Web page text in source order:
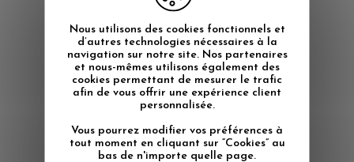
contact@mesmotsdeco.com
06 83 48 48 39
Inscrivez-vous à la
Newsletter pour
recevoir nos
infos & codes promo
JE M'INSCRIS
Nous utilisons des cookies fonctionnels et
d’autres technologies nécessaires à la
navigation sur notre site. Nos partenaires
et nous-mêmes utilisons également des
cookies permettant de mesurer le trafic
afin de vous offrir une expérience client
personnalisée.
Vous pourrez modifier vos préférences à
tout moment en cliquant sur “Cookies” au
bas de n'importe quelle page.